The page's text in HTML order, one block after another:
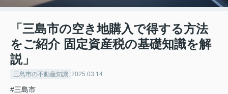
「三島市の空き地購入で得する方法
をご紹介 固定資産税の基礎知識を解
説」
三島市の不動産知識 2025.03.14
#三島市